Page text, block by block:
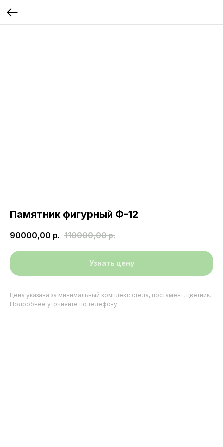
Памятник фигурный Ф-12
90000,00 р. 110000,00 р.
Узнать цену
Цена указана за минимальный комплект: стела, постамент, цветник.
Подробнее уточняйте по телефону